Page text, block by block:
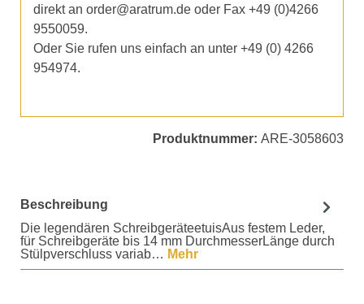
direkt an order@aratrum.de oder Fax +49 (0)4266
9550059.
Oder Sie rufen uns einfach an unter +49 (0) 4266
954974.
Produktnummer: ARE-3058603
Beschreibung
Die legendären SchreibgeräteetuisAus festem Leder,
für Schreibgeräte bis 14 mm DurchmesserLänge durch
Stülpverschluss variab… Mehr